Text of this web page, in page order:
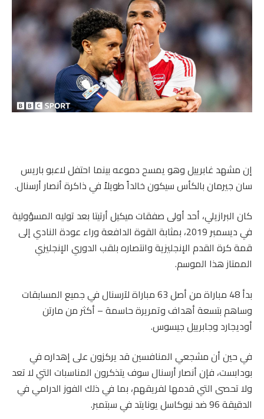
إن مشهد غابرييل وهو يمسح دموعه بينما احتفل لاعبو باريس
سان جيرمان بالكأس سيكون خالداً طويلاً في ذاكرة أنصار أرسنال.
كان البرازيلي، أحد أولى صفقات ميكيل أرتيتا بعد توليه المسؤولية
في ديسمبر 2019، بمثابة القوة الدافعة وراء عودة النادي إلى
قمة كرة القدم الإنجليزية وانتصاره بلقب الدوري الإنجليزي
الممتاز هذا الموسم.
بدأ 48 مباراة من أصل 63 مباراة لآرسنال في جميع المسابقات
وساهم بتسعة أهداف وتمريرة حاسمة – أكثر من مارتن
أوديجارد وجابرييل جيسوس.
في حين أن مشجعي المنافسين قد يركزون على إهداره في
بودابست، فإن أنصار أرسنال سوف يتذكرون المناسبات التي لا تعد
ولا تحصى التي قدمها لفريقهم، بما في ذلك الفوز الدرامي في
الدقيقة 96 ضد نيوكاسل يونايتد في سبتمبر.